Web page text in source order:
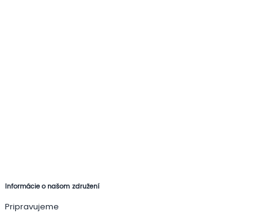
Informácie o našom združení
Pripravujeme